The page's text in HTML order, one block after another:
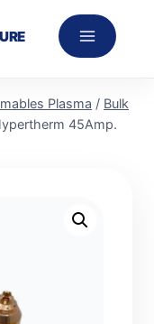
Plasma / Bulk
45Amp.